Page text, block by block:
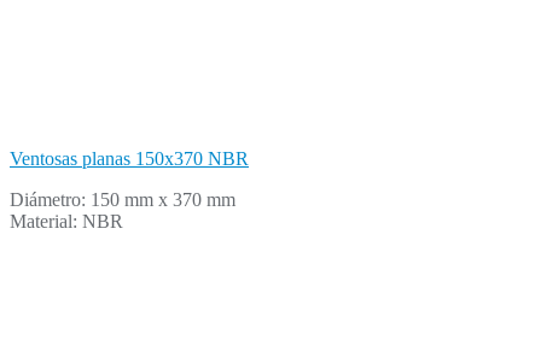
Ventosas planas 150x370 NBR
Diámetro: 150 mm x 370 mm
Material: NBR